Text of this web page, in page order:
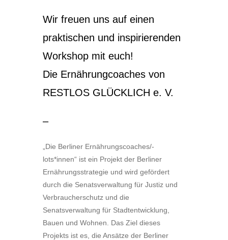
Wir freuen uns auf einen
praktischen und inspirierenden
Workshop mit euch!
Die Ernährungcoaches von
RESTLOS GLÜCKLICH e. V.
–
„Die Berliner Ernährungscoaches/-
lots*innen“ ist ein Projekt der Berliner
Ernährungsstrategie und wird gefördert
durch die Senatsverwaltung für Justiz und
Verbraucherschutz und die
Senatsverwaltung für Stadtentwicklung,
Bauen und Wohnen. Das Ziel dieses
Projekts ist es, die Ansätze der Berliner